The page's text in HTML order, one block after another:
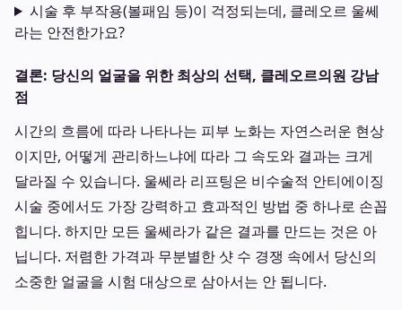
시술 후 부작용(볼패임 등)이 걱정되는데, 클레오르 울쎄
라는 안전한가요?
결론: 당신의 얼굴을 위한 최상의 선택, 클레오르의원 강남
점
시간의 흐름에 따라 나타나는 피부 노화는 자연스러운 현상
이지만, 어떻게 관리하느냐에 따라 그 속도와 결과는 크게
달라질 수 있습니다. 울쎄라 리프팅은 비수술적 안티에이징
시술 중에서도 가장 강력하고 효과적인 방법 중 하나로 손꼽
힙니다. 하지만 모든 울쎄라가 같은 결과를 만드는 것은 아
닙니다. 저렴한 가격과 무분별한 샷 수 경쟁 속에서 당신의
소중한 얼굴을 시험 대상으로 삼아서는 안 됩니다.